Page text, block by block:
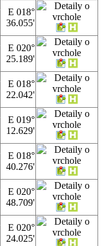
E 018°
36.055'
E 020°
25.189'
E 018°
22.042'
E 019°
12.629'
E 018°
40.276'
E 020°
48.709'
E 020°
24.025'